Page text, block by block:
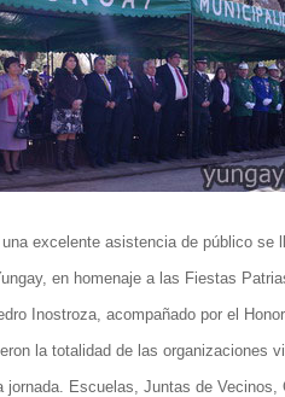
excelente asistencia de público se
en homenaje a las Fiestas
Inostroza, acompañado por el
la totalidad de las organizaciones
Escuelas, Juntas de Vecinos,